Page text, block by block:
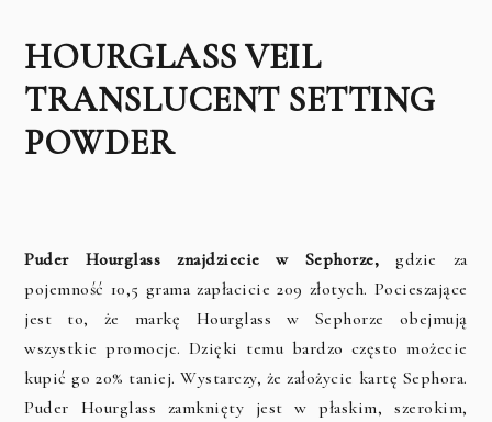
HOURGLASS VEIL
TRANSLUCENT SETTING
POWDER
Puder Hourglass znajdziecie w Sephorze, gdzie za
pojemność 10,5 grama zapłacicie 209 złotych. Pocieszające
jest to, że markę Hourglass w Sephorze obejmują
wszystkie promocje. Dzięki temu bardzo często możecie
kupić go 20% taniej. Wystarczy, że założycie kartę Sephora.
Puder Hourglass zamknięty jest w płaskim, szerokim,